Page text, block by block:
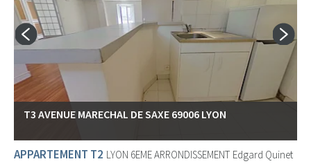
T3 AVENUE MARECHAL DE SAXE 69006 LYON
APPARTEMENT T2 LYON 6EME ARRONDISSEMENT Edgard Quinet